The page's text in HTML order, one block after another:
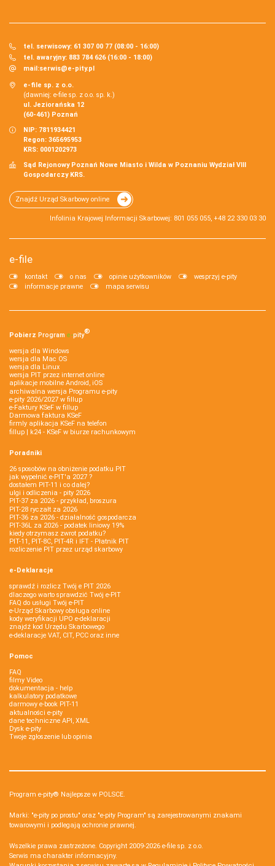
tel. serwisowy: 61 307 00 77 (08:00 - 16:00)
tel. awaryjny: 883 784 626 (16:00 - 18:00)
mail:serwis@e-pity.pl
e-file sp. z o.o.
(dawniej: e-file sp. z o.o. sp. k.)
ul. Jeziorańska 12
(60-461) Poznań
NIP: 7811934421
Regon: 365695953
KRS: 0001202973
Sąd Rejonowy Poznań Nowe Miasto i Wilda w Poznaniu Wydział VIII
Gospodarczy KRS.
Znajdź Urząd Skarbowy online
Infolinia Krajowej Informacji Skarbowej: 801 055 055, +48 22 330 03 30
e-file
kontakt o nas opinie użytkowników
wesprzyj e-pity
informacje prawne
mapa serwisu
Pobierz Program e‑pity®
wersja dla Windows
wersja dla Mac OS
wersja dla Linux
wersja PIT przez internet online
aplikacje mobilne Android, iOS
archiwalna wersja Programu e-pity
e-pity 2026/2027 w fillup
e‑Faktury KSeF w fillup
Darmowa faktura KSeF
firmly aplikacja KSeF na telefon
fillup | k24 - KSeF w biurze rachunkowym
Poradniki
26 sposobów na obniżenie podatku PIT
jak wypełnić e-PIT'a 2027 ?
dostałem PIT-11 i co dalej?
ulgi i odliczenia - pity 2026
PIT-37 za 2026 - przykład, broszura
PIT-28 ryczałt za 2026
PIT-36 za 2026 - działalność gospodarcza
PIT-36L za 2026 - podatek liniowy 19%
kiedy otrzymasz zwrot podatku?
PIT-11, PIT-8C, PIT-4R i IFT - Płatnik PIT
rozliczenie PIT przez urząd skarbowy
e-Deklaracje
sprawdź i rozlicz Twój e PIT 2026
dlaczego warto sprawdzić Twój e-PIT
FAQ do usługi Twój e-PIT
e-Urząd Skarbowy obsługa online
kody weryfikacji UPO e-deklaracji
znajdź kod Urzędu Skarbowego
e-deklaracje VAT, CIT, PCC oraz inne
Pomoc
FAQ
filmy Video
dokumentacja - help
kalkulatory podatkowe
darmowy e-book PIT-11
aktualności e-pity
dane techniczne API, XML
Dysk e-pity
Twoje zgłoszenie lub opinia
Program e-pity® Najlepsze w POLSCE.
Marki: "e-pity po prostu" oraz "e-pity Program" są zarejestrowanymi znakami
towarowymi i podlegają ochronie prawnej.
Wszelkie prawa zastrzeżone. Copyright 2009-2026 e-file sp. z o.o.
Serwis ma charakter informacyjny.